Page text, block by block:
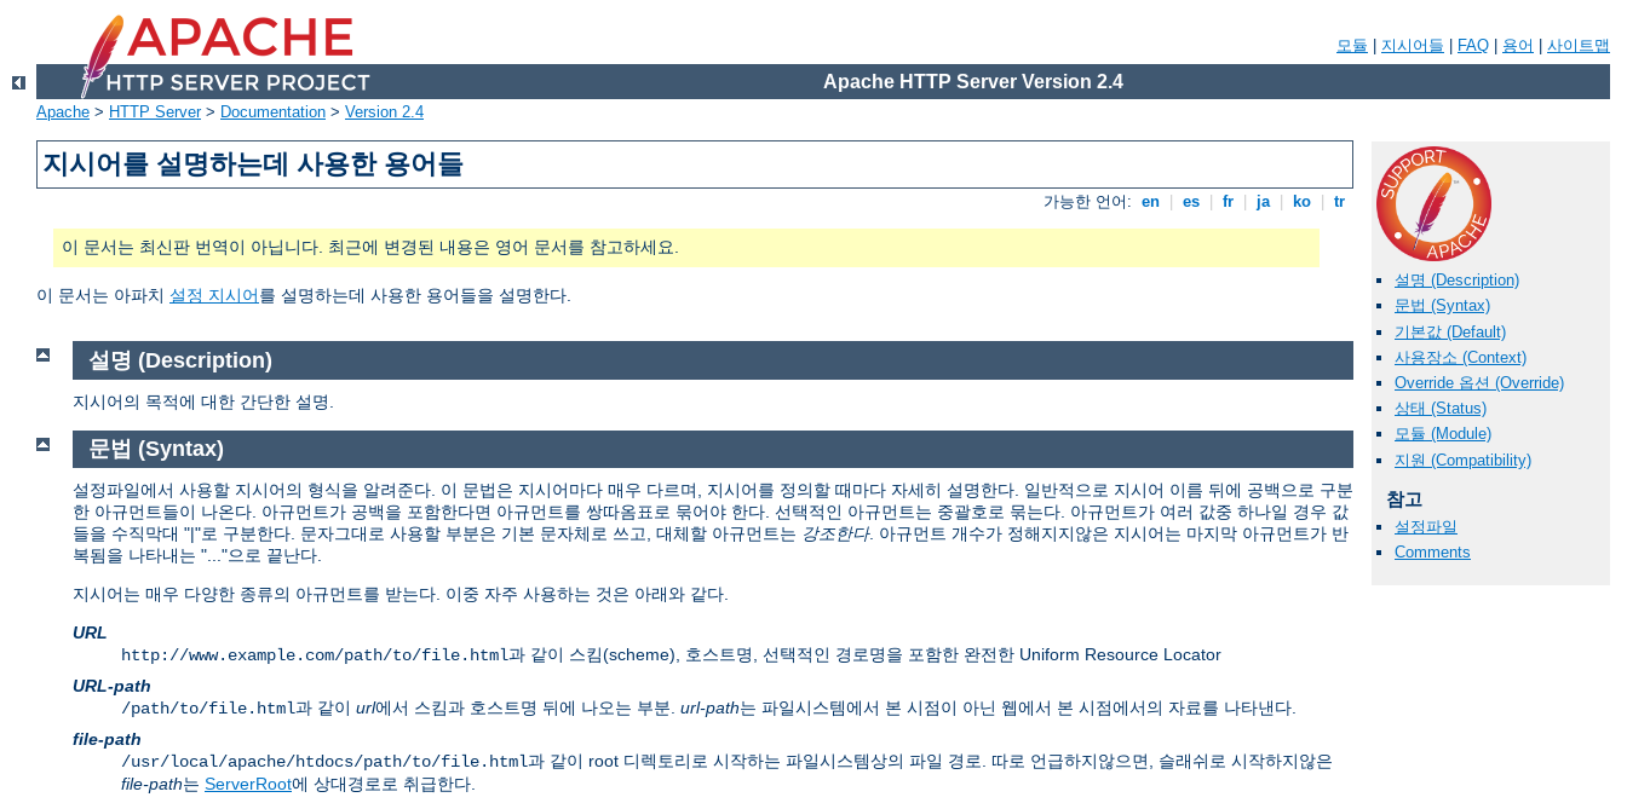
모듈 지시어들 FAQ 용어 사이트맵
Apache HTTP Server Version 2.4
Apache > HTTP Server> Documentation > Version 2.4
지시어를 설명하는데 사용한 용어들
가능한 언어: en es fr ja ko tr
이 문서는 최신판 번역이 아닙니다. 최근에 변경된 내용은 영어 문서를 참고하세요.
이 문서는 아파치 설정 지시어를 설명하는데 사용한 용어들을 설명한다.
설명 (Description)
문법 (Syntax)
기본값 (Default)
사용장소 (Context)
Override 옵션 (Override)
상태 (Status)
모듈 (Module)
지원 (Compatibility)
참고
설정파일
Comments
설명 (Description)
지시어의 목적에 대한 간단한 설명.
문법 (Syntax)
설정파일에서 사용할 지시어의 형식을 알려준다. 이 문법은 지시어마다 매우 다르며, 지시어를 정의할 때마다 자세히 설명한다. 일반적으로 지시어 이름 뒤에 공백으로 구분
한 아규먼트들이 나온다. 아규먼트가 공백을 포함한다면 아규먼트를 쌍따옴표로 묶어야 한다. 선택적인 아규먼트는 중괄호로 묶는다. 아규먼트가 여러 값중 하나일 경우 값
들을 수직막대 "|"로 구분한다. 문자그대로 사용할 부분은 기본 문자체로 쓰고, 대체할 아규먼트는 강조한다. 아규먼트 개수가 정해지지않은 지시어는 마지막 아규먼트가 반
복됨을 나타내는 "..."으로 끝난다.
지시어는 매우 다양한 종류의 아규먼트를 받는다. 이중 자주 사용하는 것은 아래와 같다.
URL
http://www.example.com/path/to/file.html과 같이 스킴(scheme), 호스트명, 선택적인 경로명을 포함한 완전한 Uniform Resource Locator
URL-path
/path/to/file.html과 같이 url에서 스킴과 호스트명 뒤에 나오는 부분. url-path는 파일시스템에서 본 시점이 아닌 웹에서 본 시점에서의 자료를 나타낸다.
file-path
/usr/local/apache/htdocs/path/to/file.html과 같이 root 디렉토리로 시작하는 파일시스템상의 파일 경로. 따로 언급하지않으면, 슬래쉬로 시작하지않은
file-path는 ServerRoot에 상대경로로 취급한다.